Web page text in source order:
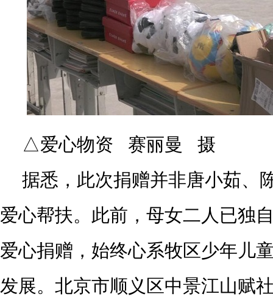
△爱心物资 赛丽曼 摄
据悉，此次捐赠并非唐小茹、
爱心帮扶。此前，母女二人已独
爱心捐赠，始终心系牧区少年儿
发展。北京市顺义区中景江山赋